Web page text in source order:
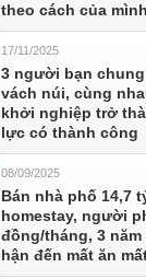
theo cách của mình
17/11/2025
3 người bạn
vách núi, cùng
khởi nghiệp trở
lực có thành công
08/09/2025
Bán nhà phố 14,7
homestay, người
đồng/tháng, 3
hận đến mất ăn